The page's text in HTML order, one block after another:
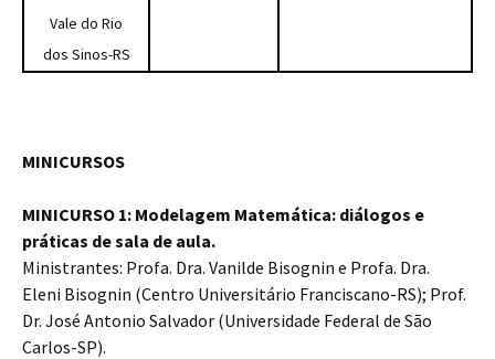
Vale do Rio
dos Sinos-RS
MINICURSOS
MINICURSO 1: Modelagem Matemática: diálogos e
práticas de sala de aula.
Ministrantes: Profa. Dra. Vanilde Bisognin e Profa. Dra.
Eleni Bisognin (Centro Universitário Franciscano-RS); Prof.
Dr. José Antonio Salvador (Universidade Federal de São
Carlos-SP).